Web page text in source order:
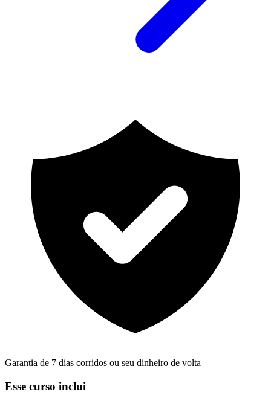
Garantia de 7 dias corridos ou seu dinheiro de volta
Esse curso inclui